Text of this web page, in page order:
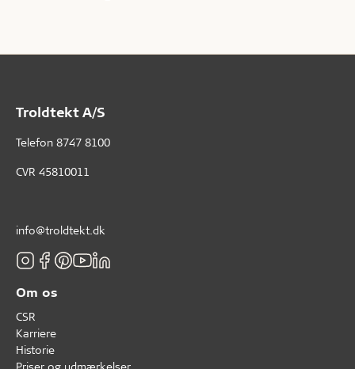
Troldtekt A/S
Telefon 8747 8100
CVR 45810011
info@troldtekt.dk
Om os
CSR
Karriere
Historie